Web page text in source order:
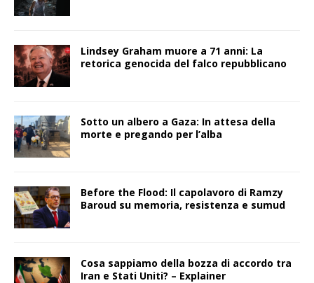
Lindsey Graham muore a 71 anni: La
retorica genocida del falco repubblicano
Sotto un albero a Gaza: In attesa della
morte e pregando per l’alba
Before the Flood: Il capolavoro di Ramzy
Baroud su memoria, resistenza e sumud
Cosa sappiamo della bozza di accordo tra
Iran e Stati Uniti? – Explainer